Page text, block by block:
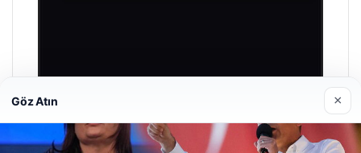
Prenses Night Club
Göz Atın ×